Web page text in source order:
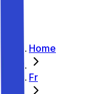
Home
Fr